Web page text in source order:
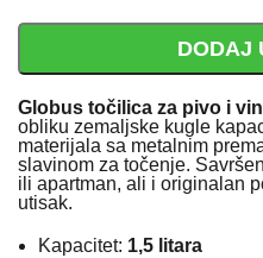
DODAJ
Globus točilica za pivo i
obliku zemaljske kugle
materijala sa metalnim
slavinom za točenje.
ili apartman, ali i originalan
utisak.
Kapacitet: 1,5 litara